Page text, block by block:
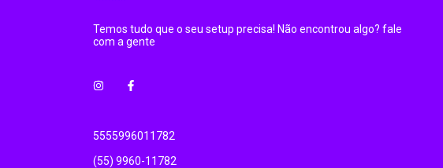
Temos tudo que o seu setup precisa! Não encontrou algo? fale
com a gente
5555996011782
(55) 9960-11782